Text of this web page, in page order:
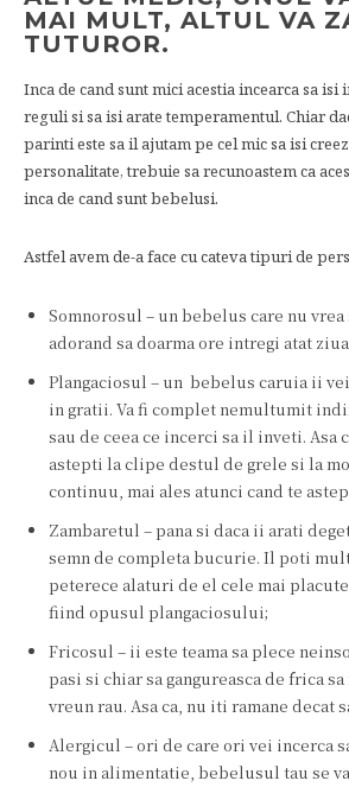
MAI MULT, ALTUL VA
TUTUROR.
Inca de cand sunt mici acestia incearca sa
reguli si sa isi arate temperamentul. Chiar
parinti este sa il ajutam pe cel mic sa isi
personalitate, trebuie sa recunoastem ca
inca de cand sunt bebelusi.
Astfel avem de-a face cu cateva tipuri de
Somnorosul – un bebelus care nu vrea
adorand sa doarma ore intregi atat
Plangaciosul – un bebelus caruia ii
in gratii. Va fi complet nemultumit
sau de ceea ce incerci sa il inveti. Asa
astepti la clipe destul de grele si la
continuu, mai ales atunci cand te
Zambaretul – pana si daca ii arati
semn de completa bucurie. Il poti
peterece alaturi de el cele mai
fiind opusul plangaciosului;
Fricosul – ii este teama sa plece
pasi si chiar sa gangureasca de frica
vreun rau. Asa ca, nu iti ramane decat
Alergicul – ori de care ori vei incerca
nou in alimentatie, bebelusul tau se